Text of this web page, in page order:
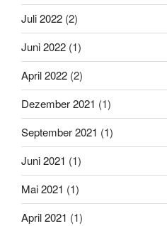
Juli 2022 (2)
Juni 2022 (1)
April 2022 (2)
Dezember 2021 (1)
September 2021 (1)
Juni 2021 (1)
Mai 2021 (1)
April 2021 (1)